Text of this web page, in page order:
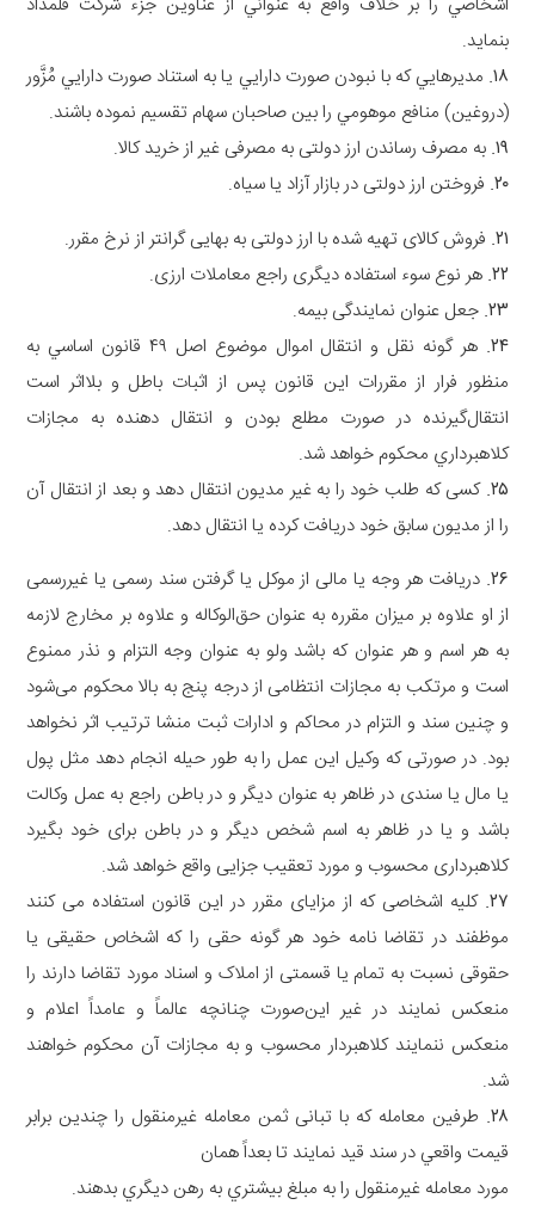
ﺑﻨﻤﺎﻳﺪ.
۱۸. ﻣﺪﻳﺮﻫﺎﻳﻲ ﮐﻪ ﺑﺎ ﻧﺒﻮﺩﻥ ﺻﻮﺭﺕ ﺩﺍﺭﺍﻳﻲ ﻳﺎ ﺑﻪ ﺍﺳﺘﻨﺎﺩ ﺻﻮﺭﺕ ﺩﺍﺭﺍﻳﻲ ﻣُﺰَّﻭﺭ
(دروغین) ﻣﻨﺎﻓﻊ ﻣﻮﻫﻮﻣﻲ ﺭﺍ ﺑﻴﻦ ﺻﺎﺣﺒﺎﻥ ﺳﻬﺎﻡ ﺗﻘﺴﻴﻢ ﻧﻤﻮﺩﻩ ﺑﺎﺷﻨﺪ.
۱۹.ﺑﻪ ﻣﺼﺮﻑ ﺭﺳﺎﻧﺪﻥ ﺍﺭﺯ ﺩﻭﻟﺘﯽ ﺑﻪ ﻣﺼﺮﻓﯽ ﻏﯿﺮ ﺍﺯ ﺧﺮﯾﺪ ﮐﺎﻻ.
۲۰. ﻓﺮﻭﺧﺘﻦ ﺍﺭﺯ ﺩﻭﻟﺘﯽ ﺩﺭ ﺑﺎﺯﺍﺭ ﺁﺯﺍﺩ ﯾﺎ ﺳﯿﺎﻩ.
۲۱. ﻓﺮﻭﺵ ﮐﺎﻻﯼ ﺗﻬﯿﻪ ﺷﺪﻩ ﺑﺎ ﺍﺭﺯ ﺩﻭﻟﺘﯽ ﺑﻪ ﺑﻬﺎﯾﯽ ﮔﺮﺍﻧﺘﺮ ﺍﺯ ﻧﺮﺥ ﻣﻘﺮﺭ.
۲۲.ﻫﺮ ﻧﻮﻉ ﺳﻮﺀ ﺍﺳﺘﻔﺎﺩﻩ ﺩﯾﮕﺮﯼ ﺭﺍﺟﻊ ﻣﻌﺎﻣﻼﺕ ﺍﺭﺯﯼ.
۲۳. ﺟﻌﻞ ﻋﻨﻮﺍﻥ ﻧﻤﺎﯾﻨﺪﮔﯽ ﺑﯿﻤﻪ.
۲۴.
ﻫﺮ ﮔﻮﻧﻪ ﻧﻘﻞ ﻭ ﺍﻧﺘﻘﺎﻝ ﺍﻣﻮﺍﻝ ﻣﻮﺿﻮﻉ ﺍﺻﻞ ۴۹ ﻗﺎﻧﻮﻥ ﺍﺳﺎﺳﻲ ﺑﻪ
ﻣﻨﻈﻮﺭ ﻓﺮﺍﺭ ﺍﺯ ﻣﻘﺮﺭﺍﺕ ﺍﻳﻦ ﻗﺎﻧﻮﻥ ﭘﺲ ﺍﺯ ﺍﺛﺒﺎﺕ ﺑﺎﻃﻞ ﻭ ﺑﻼﺍﺛﺮ ﺍﺳﺖ
ﺍﻧﺘﻘﺎﻝﮔﻴﺮﻧﺪﻩ ﺩﺭ ﺻﻮﺭﺕ ﻣﻄﻠﻊ ﺑﻮﺩﻥ ﻭ ﺍﻧﺘﻘﺎﻝ ﺩﻫﻨﺪﻩ ﺑﻪ ﻣﺠﺎﺯﺍﺕ
ﻛﻼﻫﺒﺮﺩﺍﺭﻱ ﻣﺤﻜﻮﻡ ﺧﻮﺍﻫﺪ ﺷﺪ.
۲۵.ﮐﺴﯽ ﮐﻪ ﻃﻠﺐ ﺧﻮﺩ ﺭﺍ ﺑﻪ ﻏﯿﺮ ﻣﺪﯾﻮﻥ ﺍﻧﺘﻘﺎﻝ ﺩﻫﺪ ﻭ ﺑﻌﺪ ﺍﺯ ﺍﻧﺘﻘﺎﻝ ﺁﻥ
ﺭﺍ ﺍﺯ ﻣﺪﯾﻮﻥ ﺳﺎﺑﻖ ﺧﻮﺩ ﺩﺭﯾﺎﻓﺖ ﮐﺮﺩﻩ ﯾﺎ ﺍﻧﺘﻘﺎﻝ ﺩﻫﺪ.
۲۶. دﺭﯾﺎﻓﺖ ﻫﺮ ﻭﺟﻪ ﯾﺎ ﻣﺎﻟﯽ ﺍﺯ ﻣﻮﮐﻞ ﯾﺎ ﮔﺮﻓﺘﻦ ﺳﻨﺪ ﺭﺳﻤﯽ ﯾﺎ ﻏﯿﺮﺭﺳﻤﯽ
ﺍﺯ ﺍﻭ ﻋﻼﻭﻩ ﺑﺮ ﻣﯿﺰﺍﻥ ﻣﻘﺮﺭﻩ ﺑﻪ ﻋﻨﻮﺍﻥ ﺣﻖﺍﻟﻮﮐﺎﻟﻪ ﻭ ﻋﻼﻭﻩ ﺑﺮ ﻣﺨﺎﺭﺝ ﻻﺯﻣﻪ
ﺑﻪ ﻫﺮ ﺍﺳﻢ ﻭ ﻫﺮ ﻋﻨﻮﺍﻥ ﮐﻪ ﺑﺎﺷﺪ ﻭﻟﻮ ﺑﻪ ﻋﻨﻮﺍﻥ ﻭﺟﻪ ﺍﻟﺘﺰﺍﻡ ﻭ ﻧﺬﺭ ﻣﻤﻨﻮﻉ
ﺍﺳﺖ ﻭ ﻣﺮﺗﮑﺐ ﺑﻪ ﻣﺠﺎﺯﺍﺕ ﺍﻧﺘﻈﺎﻣﯽ ﺍﺯ ﺩﺭﺟﻪ ﭘﻨﺞ ﺑﻪ ﺑﺎﻻ ﻣﺤﮑﻮﻡ ﻣﯽﺷﻮﺩ
ﻭ ﭼﻨﯿﻦ ﺳﻨﺪ ﻭ ﺍﻟﺘﺰﺍﻡ ﺩﺭ ﻣﺤﺎﮐﻢ ﻭ ﺍﺩﺍﺭﺍﺕ ﺛﺒﺖ ﻣﻨﺸﺎ ﺗﺮﺗﯿﺐ ﺍﺛﺮ ﻧﺨﻮﺍﻫﺪ
ﺑﻮﺩ. ﺩﺭ ﺻﻮﺭﺗﯽ ﮐﻪ ﻭﮐﯿﻞ ﺍﯾﻦ ﻋﻤﻞ ﺭﺍ ﺑﻪ ﻃﻮﺭ ﺣﯿﻠﻪ ﺍﻧﺠﺎﻡ ﺩﻫﺪ ﻣﺜﻞ ﭘﻮﻝ
ﯾﺎ ﻣﺎﻝ ﯾﺎ ﺳﻨﺪﯼ ﺩﺭ ﻇﺎﻫﺮ ﺑﻪ ﻋﻨﻮﺍﻥ ﺩﯾﮕﺮ ﻭ ﺩﺭ ﺑﺎﻃﻦ ﺭﺍﺟﻊ ﺑﻪ ﻋﻤﻞ ﻭﮐﺎﻟﺖ
ﺑﺎﺷﺪ ﻭ ﯾﺎ ﺩﺭ ﻇﺎﻫﺮ ﺑﻪ ﺍﺳﻢ ﺷﺨﺺ ﺩﯾﮕﺮ ﻭ ﺩﺭ ﺑﺎﻃﻦ ﺑﺮﺍﯼ ﺧﻮﺩ ﺑﮕﯿﺮﺩ
ﮐﻼﻫﺒﺮﺩﺍﺭﯼ ﻣﺤﺴﻮﺏ ﻭ ﻣﻮﺭﺩ ﺗﻌﻘﯿﺐ ﺟﺰﺍﯾﯽ ﻭﺍﻗﻊ ﺧﻮﺍﻫﺪ ﺷﺪ.
۲۷. ﮐﻠﯿﻪ ﺍﺷﺨﺎﺻﯽ ﮐﻪ ﺍﺯ ﻣﺰﺍﯾﺎﯼ ﻣﻘﺮﺭ ﺩﺭ ﺍﯾﻦ ﻗﺎﻧﻮﻥ ﺍﺳﺘﻔﺎﺩﻩ ﻣﯽ ﮐﻨﻨﺪ
ﻣﻮﻇﻔﻨﺪ ﺩﺭ ﺗﻘﺎﺿﺎ ﻧﺎﻣﻪ ﺧﻮﺩ ﻫﺮ ﮔﻮﻧﻪ ﺣﻘﯽ ﺭﺍ ﮐﻪ ﺍﺷﺨﺎﺹ ﺣﻘﯿﻘﯽ ﯾﺎ
ﺣﻘﻮﻗﯽ ﻧﺴﺒﺖ ﺑﻪ ﺗﻤﺎﻡ ﯾﺎ ﻗﺴﻤﺘﯽ ﺍﺯ ﺍﻣﻼﮎ ﻭ ﺍﺳﻨﺎﺩ ﻣﻮﺭﺩ ﺗﻘﺎﺿﺎ ﺩﺍﺭﻧﺪ ﺭﺍ
ﻣﻨﻌﮑﺲ ﻧﻤﺎﯾﻨﺪ ﺩﺭ ﻏﯿﺮ ﺍین‌صورت ﭼﻨﺎﻧﭽﻪ ﻋﺎﻟﻤﺎً ﻭ ﻋﺎﻣﺪﺍً ﺍﻋﻼﻡ ﻭ
ﻣﻨﻌﮑﺲ ﻧﻨﻤﺎﯾﻨﺪ ﮐﻼﻫﺒﺮﺩﺍﺭ ﻣﺤﺴﻮﺏ ﻭ ﺑﻪ ﻣﺠﺎﺯﺍﺕ ﺁﻥ ﻣﺤﮑﻮﻡ ﺧﻮﺍﻫﻨﺪ
ﺷﺪ.
۲۸. ﻃﺮﻓﻴﻦ ﻣﻌﺎﻣﻠﻪ ﮐﻪ ﺑﺎ ﺗﺒﺎﻧﯽ ﺛﻤﻦ ﻣﻌﺎﻣﻠﻪ ﻏﻴﺮﻣﻨﻘﻮﻝ ﺭﺍ ﭼﻨﺪﻳﻦ ﺑﺮﺍﺑﺮ
ﻗﻴﻤﺖ ﻭﺍﻗﻌﻲ ﺩﺭ ﺳﻨﺪ ﻗﻴﺪ ﻧﻤﺎﻳﻨﺪ ﺗﺎ ﺑﻌﺪﺍً ﻫﻤﺎﻥ
ﻣﻮﺭﺩ ﻣﻌﺎﻣﻠﻪ ﻏﻴﺮﻣﻨﻘﻮﻝ ﺭﺍ ﺑﻪ ﻣﺒﻠﻎ ﺑﻴﺸﺘﺮﻱ ﺑﻪ ﺭﻫﻦ ﺩﻳﮕﺮﻱ ﺑﺪﻫﻨﺪ.